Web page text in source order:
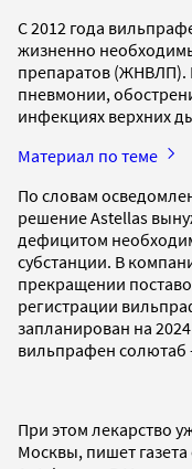
С 2012 года
жизненно
препаратов (ЖНВЛП).
пневмонии,
инфекциях верхних
Материал по теме
По словам
решение Astellas
дефицитом
субстанции. В
прекращении
регистрации
запланирован на
вильпрафен солютаб
При этом лекарство
Москвы, пишет